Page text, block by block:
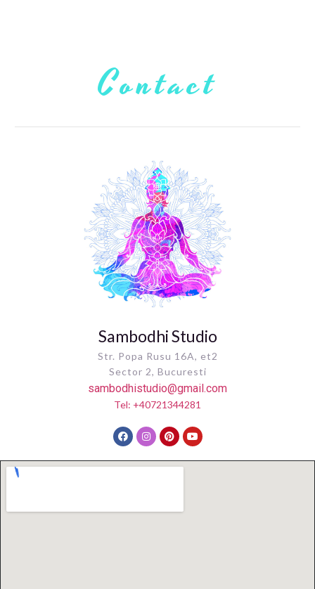
Contact
Sambodhi Studio
Str. Popa Rusu 16A, et2
Sector 2, Bucuresti
sambodhistudio@gmail.com
Tel: +40721344281